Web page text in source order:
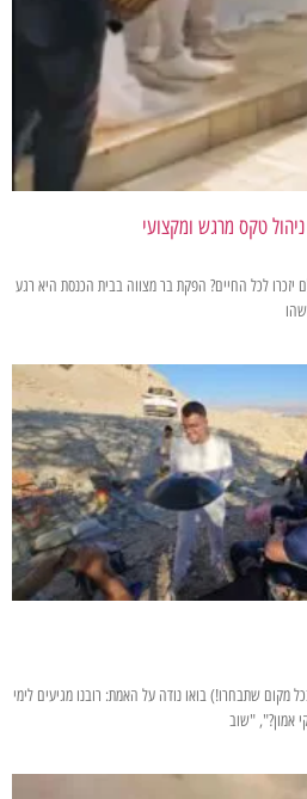
טקס מרגש ומקצועי
יזכרו לכל החיים? הפקת בר מצווה בבית הכנסת היא רגע
מקום שתבחרו!) בואו נודה על האמת: רובנו מגיעים לימי
אמון?", "שוב